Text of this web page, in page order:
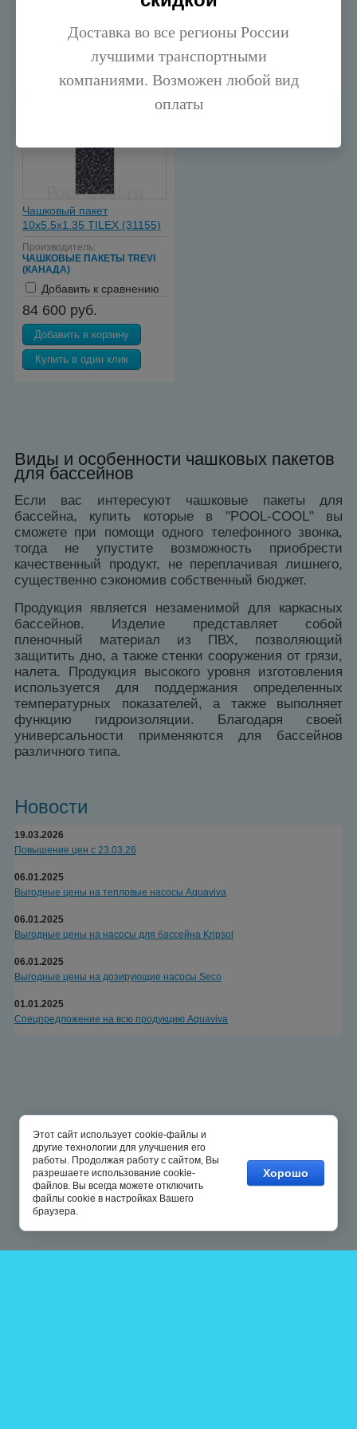
Доставка во все регионы России
лучшими транспортными
компаниями. Возможен любой вид
оплаты
Новости
19.03.2026
Повышение цен с 23.03.26
06.01.2025
Выгодные цены на тепловые насосы Aquaviva
06.01.2025
Выгодные цены на насосы для бассейна Kripsol
06.01.2025
Выгодные цены на дозирующие насосы Seco
01.01.2025
Спецпредложение на всю продукцию Aquaviva
Добавить в корзину
Чашковый пакет
10х5.5х1.35 TILEX (31155)
Производитель:
ЧАШКОВЫЕ ПАКЕТЫ TREVI
(КАНАДА)
Добавить к сравнению
84 600 руб.
Добавить в корзину
Купить в один клик
Виды и особенности чашковых пакетов
для бассейнов
Если вас интересуют чашковые пакеты для
бассейна, купить которые в "POOL-COOL" вы
сможете при помощи одного телефонного звонка,
тогда не упустите возможность приобрести
качественный продукт, не переплачивая лишнего,
существенно сэкономив собственный бюджет.
Продукция является незаменимой для каркасных
бассейнов. Изделие представляет собой
пленочный материал из ПВХ, позволяющий
защитить дно, а также стенки сооружения от грязи,
налета. Продукция высокого уровня изготовления
используется для поддержания определенных
температурных показателей, а также выполняет
функцию гидроизоляции. Благодаря своей
универсальности применяются для бассейнов
различного типа.
Этот сайт использует cookie-файлы и
другие технологии для улучшения его
работы. Продолжая работу с сайтом, Вы
разрешаете использование cookie-
файлов. Вы всегда можете отключить
файлы cookie в настройках Вашего
браузера.
Хорошо